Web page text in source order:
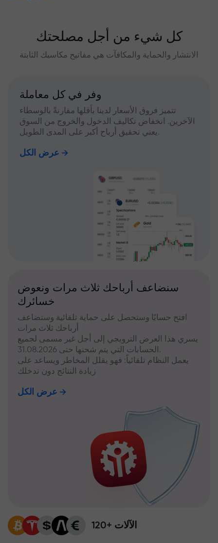
كل شيء من أجل مصلحتك
الانتشار والحماية والمكافآت هي مفاتيح مكاسبك الثابتة
وفر في كل معاملة
تتميز فروق الأسعار لدينا بأقلها مقارنةً بالوسطاء
الآخرين. انخفاض تكاليف الدخول والخروج من السوق
يعني تحقيق أرباح أكبر على المدى الطويل.
عرض الكل
سنضاعف أرباحك ثلاث مرات ونعوض
خسائرك
افتح حسابًا وستحصل على حماية تلقائية وستضاعف
أرباحك ثلاث مرات
يسري هذا العرض الترويجي إلى أجل غير مسمى لجميع
الحسابات التي يتم شحنها حتى 31.08.2026.
يعمل النظام تلقائياً: فهو يقلل المخاطر ويساعد على
زيادة النتائج دون تدخلك
عرض الكل
120+ الآلات